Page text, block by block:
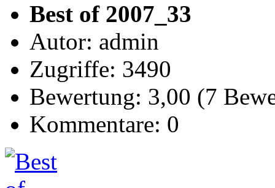
Best of 2007_33
Autor: admin
Zugriffe: 3490
Bewertung: 3,00 (7
Kommentare: 0